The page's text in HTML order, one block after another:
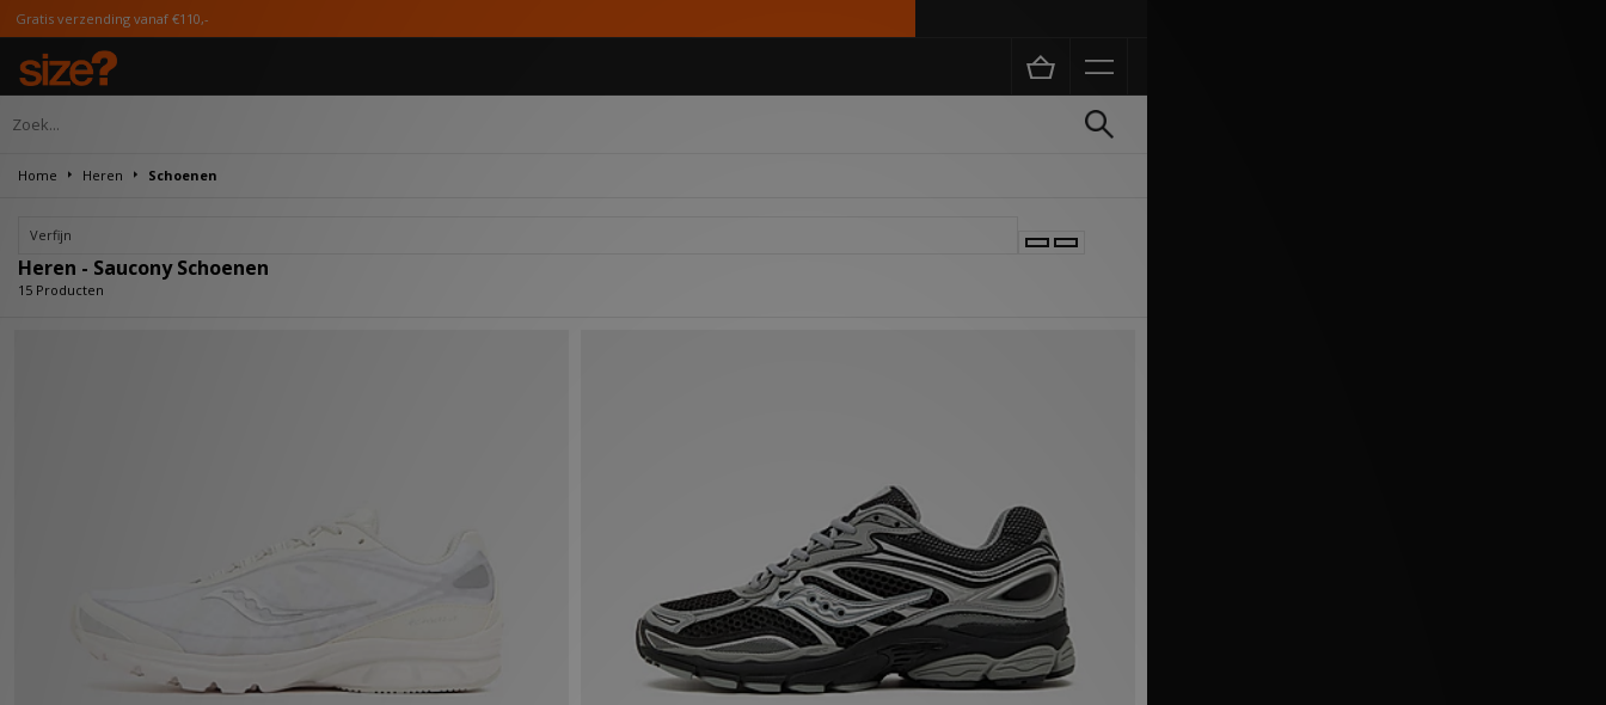
Home Heren Schoenen
Verfijn
Heren - Saucony Schoenen
15 Producten